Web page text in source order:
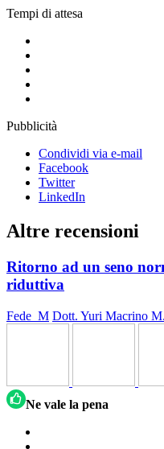
Tempi di attesa
Pubblicità
Condividi via e-mail
Facebook
Twitter
LinkedIn
Altre recensioni
Ritorno ad un seno
riduttiva
Fede_M Dott. Yuri Macrino
Ne vale la pena